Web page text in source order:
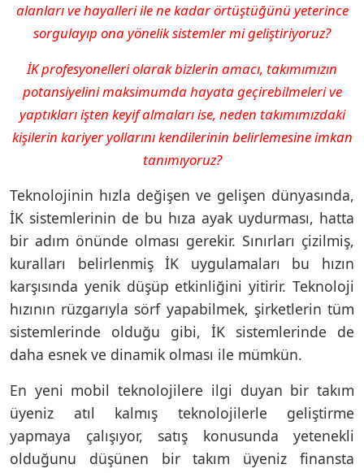
alanları ve hayalleri ile ne kadar örtüştüğünü yeterince
sorgulayıp ona yönelik sistemler mi geliştiriyoruz?
İK profesyonelleri olarak bizlerin amacı, takımımızın
potansiyelini maksimumda hayata geçirebilmeleri ve
yaptıkları işten keyif almaları ise, neden takımımızdaki
kişilerin kariyer yollarını kendilerinin belirlemesine imkan
tanımıyoruz?
Teknolojinin hızla değişen ve gelişen dünyasında,
İK sistemlerinin de bu hıza ayak uydurması, hatta
bir adım önünde olması gerekir. Sınırları çizilmiş,
kuralları belirlenmiş İK uygulamaları bu hızın
karşısında yenik düşüp etkinliğini yitirir. Teknoloji
hızının rüzgarıyla sörf yapabilmek, şirketlerin tüm
sistemlerinde olduğu gibi, İK sistemlerinde de
daha esnek ve dinamik olması ile mümkün.
En yeni mobil teknolojilere ilgi duyan bir takım
üyeniz atıl kalmış teknolojilerle geliştirme
yapmaya çalışıyor, satış konusunda yetenekli
olduğunu düşünen bir takım üyeniz finansta